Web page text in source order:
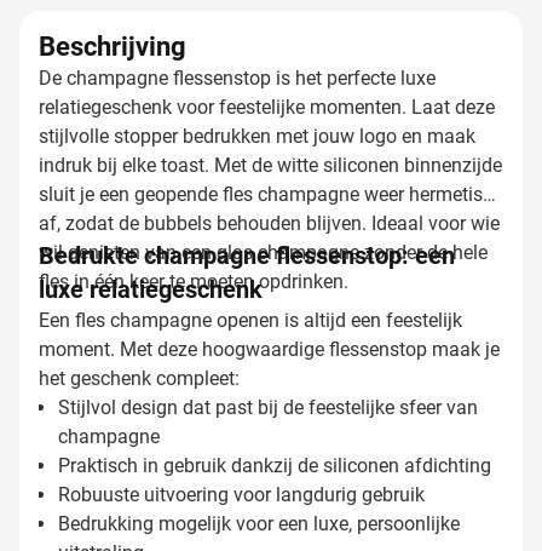
Beschrijving
De champagne flessenstop is het perfecte luxe
relatiegeschenk voor feestelijke momenten. Laat deze
stijlvolle stopper bedrukken met jouw logo en maak
indruk bij elke toast. Met de witte siliconen binnenzijde
sluit je een geopende fles champagne weer hermetisch
af, zodat de bubbels behouden blijven. Ideaal voor wie
wil genieten van een glas champagne zonder de hele
fles in één keer te moeten opdrinken.
Bedrukte champagne flessenstop: een
luxe relatiegeschenk
Een fles champagne openen is altijd een feestelijk
moment. Met deze hoogwaardige flessenstop maak je
het geschenk compleet:
Stijlvol design dat past bij de feestelijke sfeer van
champagne
Praktisch in gebruik dankzij de siliconen afdichting
Robuuste uitvoering voor langdurig gebruik
Bedrukking mogelijk voor een luxe, persoonlijke